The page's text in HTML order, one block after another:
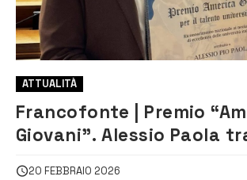
ATTUALITÀ
Francofonte | Premio
Giovani”. Alessio Paola
20 FEBBRAIO 2026